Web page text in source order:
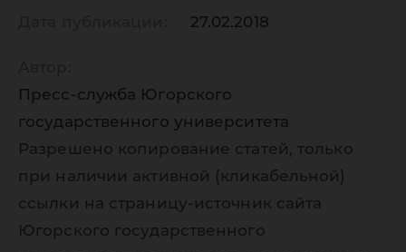
27.02.2018
Пресс-служба Югорского
государственного университета
Разрешено копирование статей, только
при наличии активной (кликабельной)
ссылки на страницу-источник сайта
Югорского государственного